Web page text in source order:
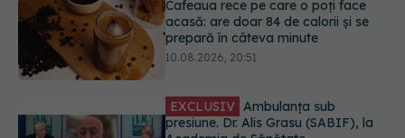
acasă: are doar 84 de calorii și se
prepară în câteva minute
10.08.2026, 20:51
EXCLUSIV
presiune. Dr. Alis Grasu (SABIF), la
Academia de Sănătate